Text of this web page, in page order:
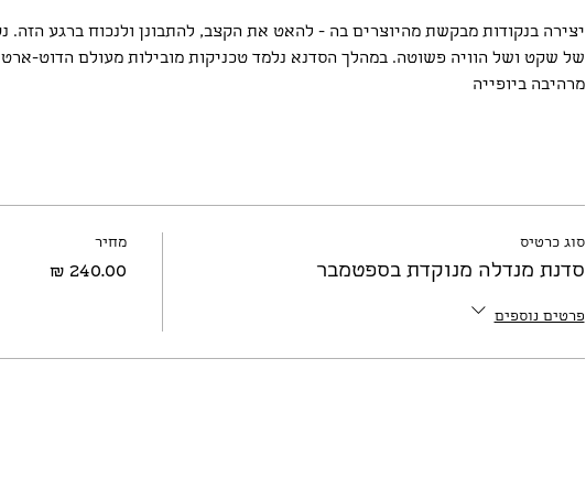
יצירה בנקודות מבקשת מהיוצרים בה - להאט את הקצב, להתבונן ולנכוח ברגע הזה.
של שקט ושל הוויה פשוטה. במהלך הסדנא נלמד טכניקות מובילות מעולם הדוט-
מרהיבה ביופייה
סוג כרטיס
סדנת מנדלה מנוקדת בספטמבר
פרטים נוספים
מחיר